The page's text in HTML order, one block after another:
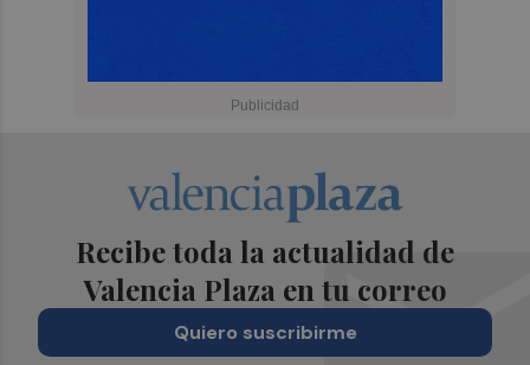
Recibe toda la actualidad de
Valencia Plaza en tu correo
Quiero suscribirme